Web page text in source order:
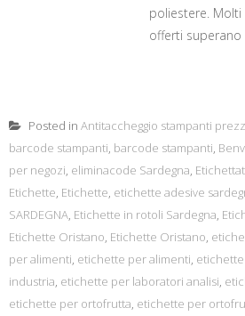
poliestere.
offerti superano
Posted in Antitaccheggio stampanti
barcode stampanti, barcode stampanti,
per negozi, eliminacode Sardegna,
Etichette, Etichette, etichette adesive
SARDEGNA, Etichette in rotoli Sardegna,
Etichette Oristano, Etichette Oristano,
per alimenti, etichette per alimenti,
industria, etichette per laboratori analisi,
etichette per ortofrutta, etichette per